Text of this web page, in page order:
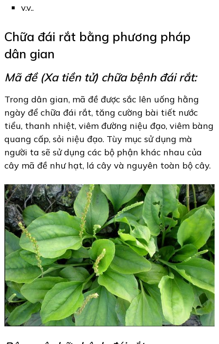
v.v..
Chữa đái rắt bằng phương pháp
dân gian
Mã đề (Xa tiền tử) chữa bệnh đái rắt:
Trong dân gian, mã đề được sắc lên uống hằng
ngày để chữa đái rắt, tăng cường bài tiết nước
tiểu, thanh nhiệt, viêm đường niệu đạo, viêm bàng
quang cấp, sỏi niệu đạo. Tùy mục sử dụng mà
người ta sẽ sử dụng các bộ phận khác nhau của
cây mã đề như hạt, lá cây và nguyên toàn bộ cây.